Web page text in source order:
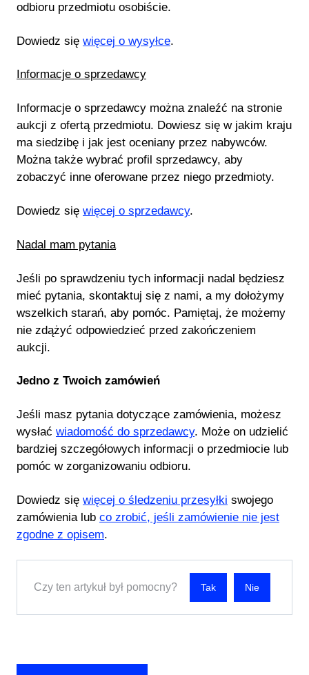
odbioru przedmiotu osobiście.
Dowiedz się więcej o wysyłce.
Informacje o sprzedawcy
Informacje o sprzedawcy można znaleźć na stronie
aukcji z ofertą przedmiotu. Dowiesz się w jakim kraju
ma siedzibę i jak jest oceniany przez nabywców.
Można także wybrać profil sprzedawcy, aby
zobaczyć inne oferowane przez niego przedmioty.
Dowiedz się więcej o sprzedawcy.
Nadal mam pytania
Jeśli po sprawdzeniu tych informacji nadal będziesz
mieć pytania, skontaktuj się z nami, a my dołożymy
wszelkich starań, aby pomóc. Pamiętaj, że możemy
nie zdążyć odpowiedzieć przed zakończeniem
aukcji.
Jedno z Twoich zamówień
Jeśli masz pytania dotyczące zamówienia, możesz
wysłać wiadomość do sprzedawcy. Może on udzielić
bardziej szczegółowych informacji o przedmiocie lub
pomóc w zorganizowaniu odbioru.
Dowiedz się więcej o śledzeniu przesyłki swojego
zamówienia lub co zrobić, jeśli zamówienie nie jest
zgodne z opisem.
Czy ten artykuł był pomocny? Nie